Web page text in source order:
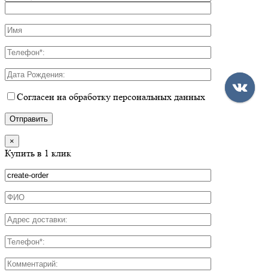
Согласен на обработку персональных данных
×
Купить в 1 клик